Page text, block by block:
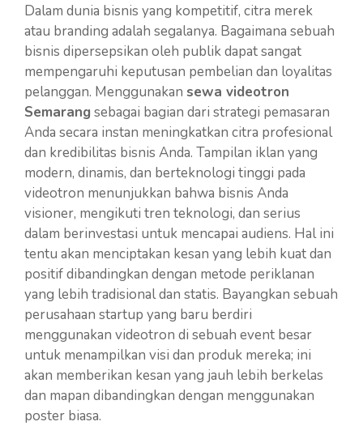
Dalam dunia bisnis yang kompetitif, citra merek
atau branding adalah segalanya. Bagaimana sebuah
bisnis dipersepsikan oleh publik dapat sangat
mempengaruhi keputusan pembelian dan loyalitas
pelanggan. Menggunakan sewa videotron
Semarang sebagai bagian dari strategi pemasaran
Anda secara instan meningkatkan citra profesional
dan kredibilitas bisnis Anda. Tampilan iklan yang
modern, dinamis, dan berteknologi tinggi pada
videotron menunjukkan bahwa bisnis Anda
visioner, mengikuti tren teknologi, dan serius
dalam berinvestasi untuk mencapai audiens. Hal ini
tentu akan menciptakan kesan yang lebih kuat dan
positif dibandingkan dengan metode periklanan
yang lebih tradisional dan statis. Bayangkan sebuah
perusahaan startup yang baru berdiri
menggunakan videotron di sebuah event besar
untuk menampilkan visi dan produk mereka; ini
akan memberikan kesan yang jauh lebih berkelas
dan mapan dibandingkan dengan menggunakan
poster biasa.